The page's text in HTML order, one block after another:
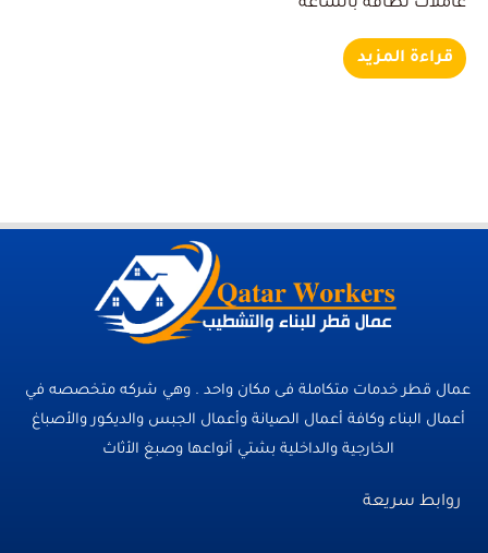
قراءة المزيد
عمال قطر خدمات متكاملة فى مكان واحد . وهي شركه متخصصه في
أعمال البناء وكافة أعمال الصيانة وأعمال الجبس والديكور والأصباغ
الخارجية والداخلية بشتي أنواعها وصبغ الأثاث
روابط سريعة